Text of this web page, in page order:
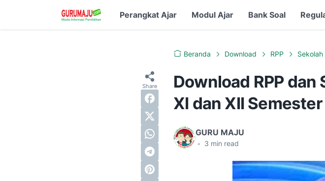
Perangkat Ajar Modul Ajar Bank Soal
Beranda Download RPP Sekolah
Download RPP dan
XI dan XII Semester
GURU MAJU
• 3 min read